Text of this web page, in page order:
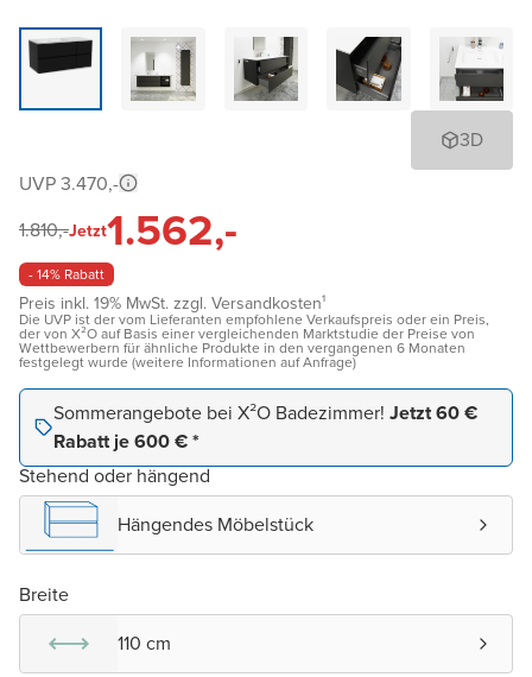
3D
UVP 3.470,-
1.810,-Jetzt1.562,-
- 14% Rabatt
Preis inkl. 19% MwSt. zzgl. Versandkosten¹
Die UVP ist der vom Lieferanten empfohlene Verkaufspreis oder ein Preis,
der von X²O auf Basis einer vergleichenden Marktstudie der Preise von
Wettbewerbern für ähnliche Produkte in den vergangenen 6 Monaten
festgelegt wurde (weitere Informationen auf Anfrage)
Sommerangebote bei X²O Badezimmer! Jetzt 60 €
Rabatt je 600 € *
Stehend oder hängend
Hängendes Möbelstück
Breite
110 cm